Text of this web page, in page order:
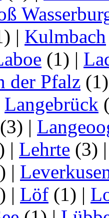
| Kulmbach
(1) |
der Pfalz
Langebrück
(3) |
| Lehrte (3)
|
| Löf (1) |